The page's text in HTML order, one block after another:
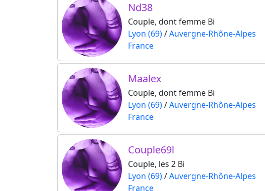
Nd38
Couple, dont femme Bi
Lyon (69)/Auvergne-Rhône-Alpes
France
Maalex
Couple, dont femme Bi
Lyon (69)/Auvergne-Rhône-Alpes
France
Couple69l
Couple, les 2 Bi
Lyon (69)/Auvergne-Rhône-Alpes
France